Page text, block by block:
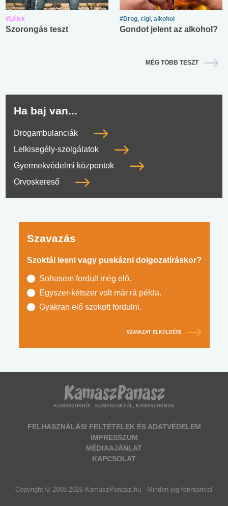
#Lélek
Szorongás teszt
#Drog, cigi, alkohol
Gondot jelent az alkohol?
MÉG TÖBB TESZT
Ha baj van...
Drogambulanciák
Lelkisegély-szolgálatok
Gyermekvédelmi központok
Orvoskereső
Szavazás
Szoktál lesni vagy puskázni dolgozatíráskor?
Sohasem fordult még elő.
Egyszer-kétszer volt már rá példa.
Gyakran elő szokott fordulni.
SZAVAZAT ELKÜLDÉSE
KAMASZOKRÓL, KAMASZOKTÓL, KAMASZOKNAK
FELHASZNÁLÁSI FELTÉTELEK ÉS ADATVÉDELEM
IMPRESSZUM
MÉDIAAJÁNLAT
KAPCSOLAT
Copyright © 2008-2026 KamaszPanasz.hu - Minden jog fenntartva!